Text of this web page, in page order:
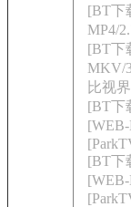
[BT下
MP4/
[BT下
MKV/
比视
[BT下
[BT下